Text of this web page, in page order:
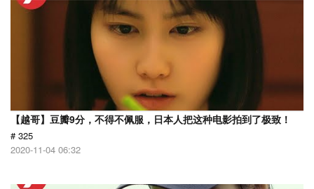
【越哥】豆瓣9分，不得不佩服，日本人把这种电影拍到了极致！
# 325
2020-11-04 06:32